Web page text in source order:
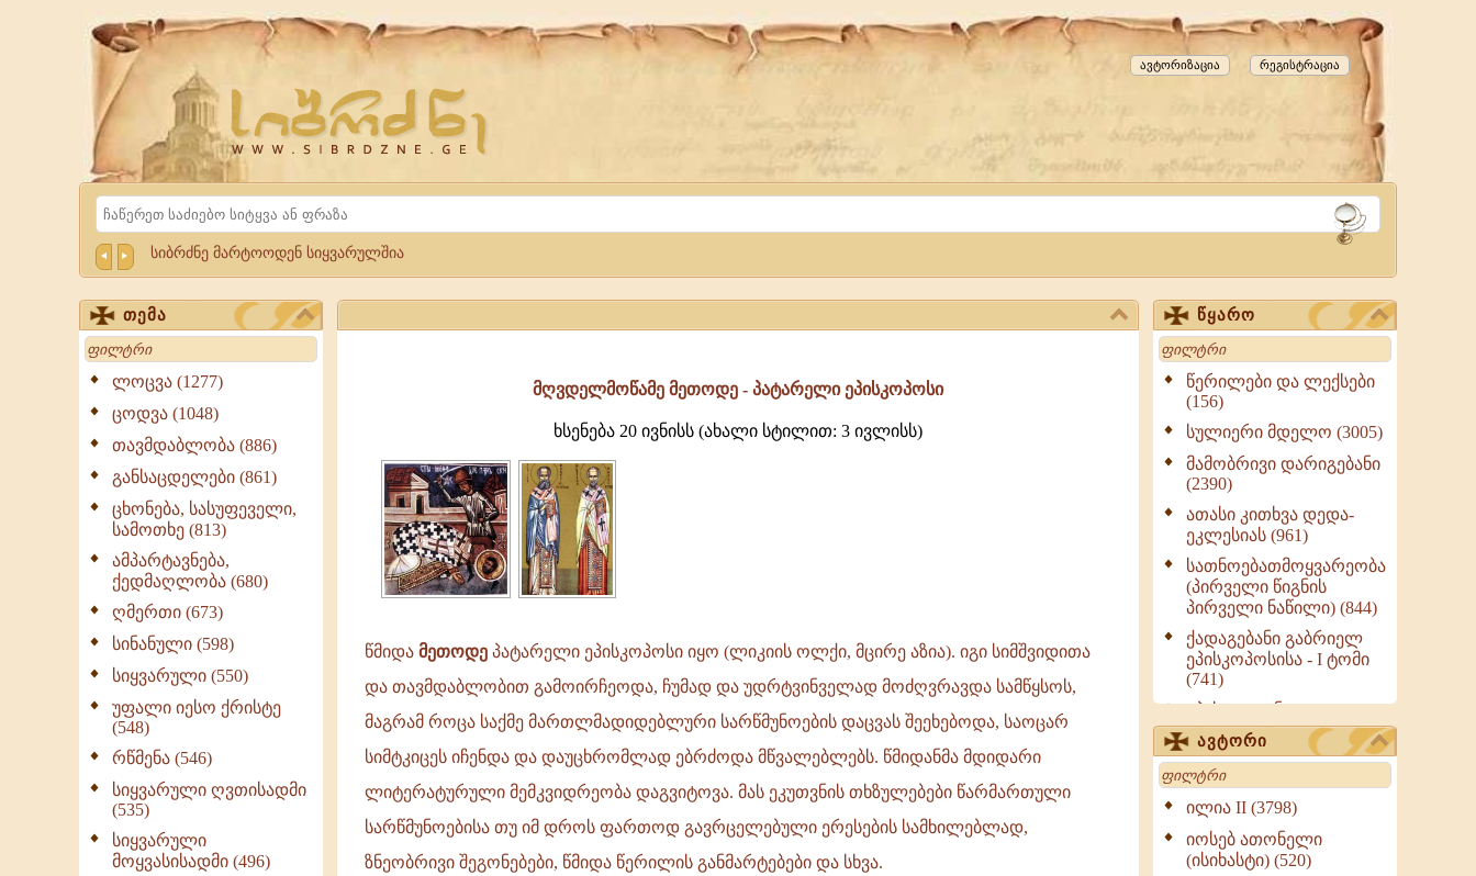
Website
Sibrdzne.ge
რეგისტრაცია
ავტორიზაცია
Search
სიბრძნე მარტოოდენ სიყვარულშია
თემა
Search
ლოცვა (1277)
ცოდვა (1048)
თავმდაბლობა (886)
განსაცდელები (861)
ცხონება, სასუფეველი,
სამოთხე (813)
ამპარტავნება,
ქედმაღლობა (680)
ღმერთი (673)
სინანული (598)
სიყვარული (550)
უფალი იესო ქრისტე
(548)
რწმენა (546)
სიყვარული ღვთისადმი
(535)
სიყვარული
მოყვასისადმი (496)
მღვდელმოწამე მეთოდე - პატარელი ეპისკოპოსი
ხსენება 20 ივნისს (ახალი სტილით: 3 ივლისს)
წმიდა მეთოდე პატარელი ეპისკოპოსი იყო (ლიკიის ოლქი, მცირე აზია). იგი სიმშვიდითა
და თავმდაბლობით გამოირჩეოდა, ჩუმად და უდრტვინველად მოძღვრავდა სამწყსოს,
მაგრამ როცა საქმე მართლმადიდებლური სარწმუნოების დაცვას შეეხებოდა, საოცარ
სიმტკიცეს იჩენდა და დაუცხრომლად ებრძოდა მწვალებლებს. წმიდანმა მდიდარი
ლიტერატურული მემკვიდრეობა დაგვიტოვა. მას ეკუთვნის თხზულებები წარმართული
სარწმუნოებისა თუ იმ დროს ფართოდ გავრცელებული ერესების სამხილებლად,
ზნეობრივი შეგონებები, წმიდა წერილის განმარტებები და სხვა.
წყარო
Search
წერილები და ლექსები
(156)
სულიერი მდელო (3005)
მამობრივი დარიგებანი
(2390)
ათასი კითხვა დედა-
ეკლესიას (961)
სათნოებათმოყვარეობა
(პირველი წიგნის
პირველი ნაწილი) (844)
ქადაგებანი გაბრიელ
ეპისკოპოსისა - I ტომი
(741)
ეპისტოლენი,
ქადაგებანი, სიტყვანი
(ნაწილი III) (723)
მოძღვრის ძალზე
სასარგებლო რჩევები
მრევლისათვის (545)
Wisdomge (514)
ავტორი
Search
ილია II (3798)
იოსებ ათონელი
(ისიხასტი) (520)